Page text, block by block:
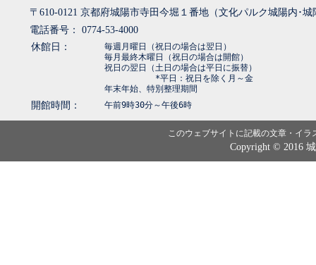
〒610-0121 京都府城陽市寺田今堀１番地（文化パルク城陽内･
電話番号： 0774-53-4000
休館日：
毎週月曜日（祝日の場合は翌日）
毎月最終木曜日（祝日の場合は開館）
祝日の翌日（土日の場合は平日に振替）
*平日：祝日を除く月～金
年末年始、特別整理期間
開館時間： 午前9時30分～午後6時
このウェブサイトに記載の文章・イ
Copyright © 2016